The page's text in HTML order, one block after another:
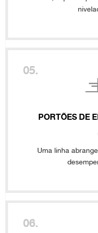
05.
PORTÕES DE
Uma linha
06.